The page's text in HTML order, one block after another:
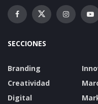
SECCIONES
Branding
Creatividad
Digital